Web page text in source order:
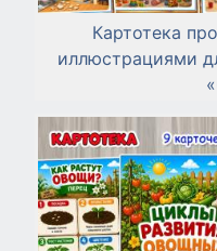
Картотека
иллюстрациями